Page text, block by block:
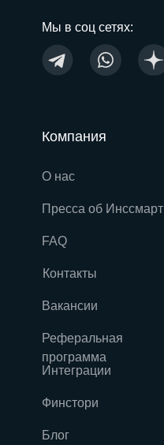
Мы в соц сетях:
Компания
О нас
Пресса об Инссмарт
FAQ
Контакты
Вакансии
Реферальная
программа
Блог
Финстори
Интеграции